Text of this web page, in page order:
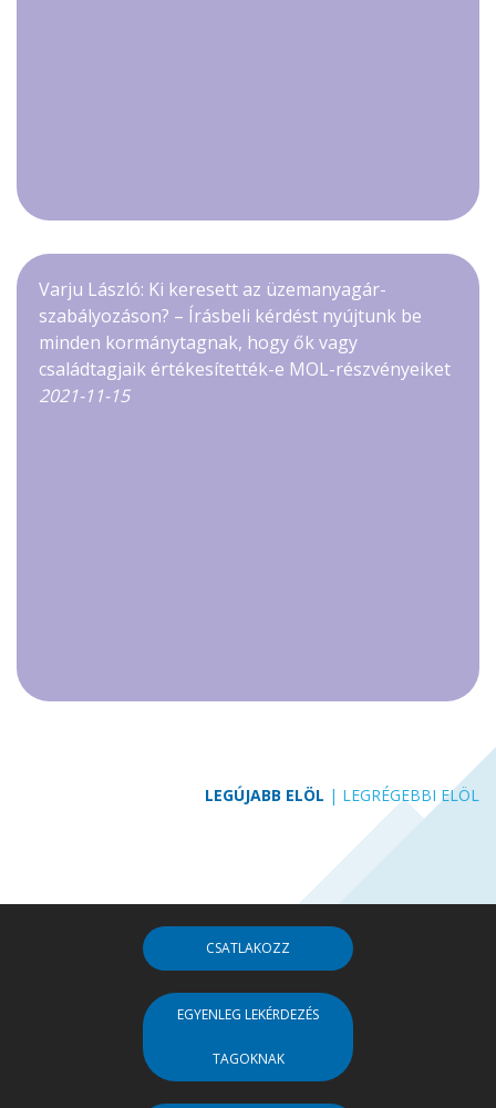
Varju László: Ki keresett az üzemanyagár-
szabályozáson? – Írásbeli kérdést nyújtunk be
minden kormánytagnak, hogy ők vagy
családtagjaik értékesítették-e MOL-részvényeiket
2021-11-15
LEGÚJABB ELÖL | LEGRÉGEBBI ELÖL
CSATLAKOZZ
EGYENLEG LEKÉRDEZÉS
TAGOKNAK